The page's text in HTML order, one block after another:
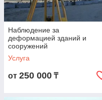
получают
отображаются
подземные и
коммуникации и
Результаты
для создания
формирования
прочих
Наблюдение за
деформацией зданий и
сооружений
Услуга
от 250 000 ₸